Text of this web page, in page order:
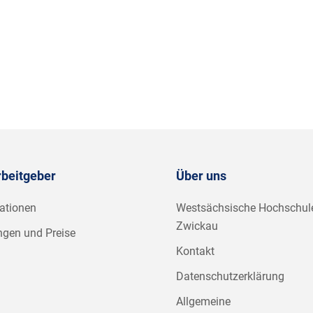
und Preise
Über uns
Westsächsische
Zwickau
Kontakt
Datenschutzerklärung
Allgemeine